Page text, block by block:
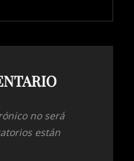
no será
están